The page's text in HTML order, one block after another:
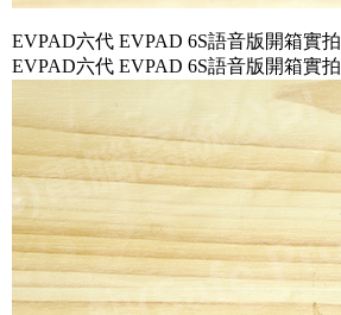
EVPAD六代 EVPAD 6S語音版開箱實拍
EVPAD六代 EVPAD 6S語音版開箱實拍